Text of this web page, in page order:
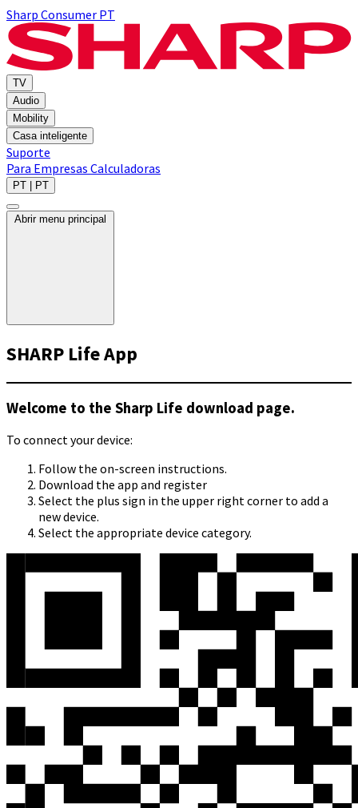
Sharp Consumer PT
TV
Audio
Mobility
Casa inteligente
Suporte
Para Empresas Calculadoras
PT | PT
Abrir menu principal
SHARP Life App
Welcome to the Sharp Life download page.
To connect your device:
Follow the on-screen instructions.
Download the app and register
Select the plus sign in the upper right corner to add a
new device.
Select the appropriate device category.